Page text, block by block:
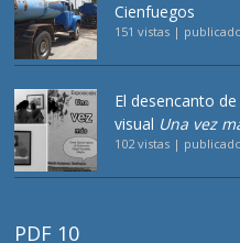
Cienfuegos
151 vistas |
El desencanto
visual Una vez
102 vistas |
PDF 10